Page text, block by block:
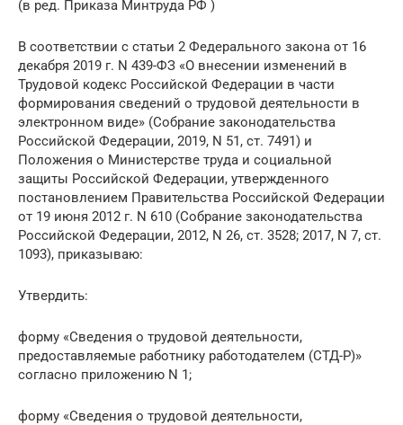
(в ред. Приказа Минтруда РФ )
В соответствии с статьи 2 Федерального закона от 16
декабря 2019 г. N 439-ФЗ «О внесении изменений в
Трудовой кодекс Российской Федерации в части
формирования сведений о трудовой деятельности в
электронном виде» (Собрание законодательства
Российской Федерации, 2019, N 51, ст. 7491) и
Положения о Министерстве труда и социальной
защиты Российской Федерации, утвержденного
постановлением Правительства Российской Федерации
от 19 июня 2012 г. N 610 (Собрание законодательства
Российской Федерации, 2012, N 26, ст. 3528; 2017, N 7, ст.
1093), приказываю:
Утвердить:
форму «Сведения о трудовой деятельности,
предоставляемые работнику работодателем (СТД-Р)»
согласно приложению N 1;
форму «Сведения о трудовой деятельности,